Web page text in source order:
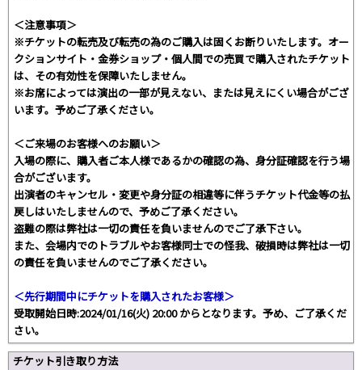
＜注意事項＞
※チケットの転売及び転売の為のご購入は固くお断りいたします。オー
クションサイト・金券ショップ・個人間での売買で購入されたチケット
は、その有効性を保障いたしません。
※お席によっては演出の一部が見えない、または見えにくい場合がござ
います。予めご了承ください。
＜ご来場のお客様へのお願い＞
入場の際に、購入者ご本人様であるかの確認の為、身分証確認を行う場
合がございます。
出演者のキャンセル・変更や身分証の相違等に伴うチケット代金等の払
戻しはいたしませんので、予めご了承ください。
盗難の際は弊社は一切の責任を負いませんのでご了承下さい。
また、会場内でのトラブルやお客様同士での怪我、破損時は弊社は一切
の責任を負いませんのでご了承ください。
＜先行期間中にチケットを購入されたお客様＞
受取開始日時:2024/01/16(火) 20:00 からとなります。予め、ご了承くだ
さい。
チケット引き取り方法